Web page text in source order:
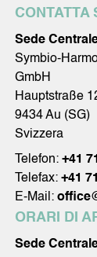
CONTATTA
Sede
Symbio-
GmbH
Hauptstraße
9434 Au (SG)
Svizzera
Telefon: +41
Telefax: +41
E-Mail:
ORARI DI
Sede